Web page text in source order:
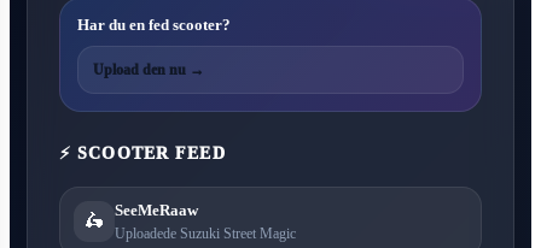
Har du en fed scooter?
Upload den nu →
⚡ SCOOTER FEED
🛵
SeeMeRaaw
Uploadede Suzuki Street Magic